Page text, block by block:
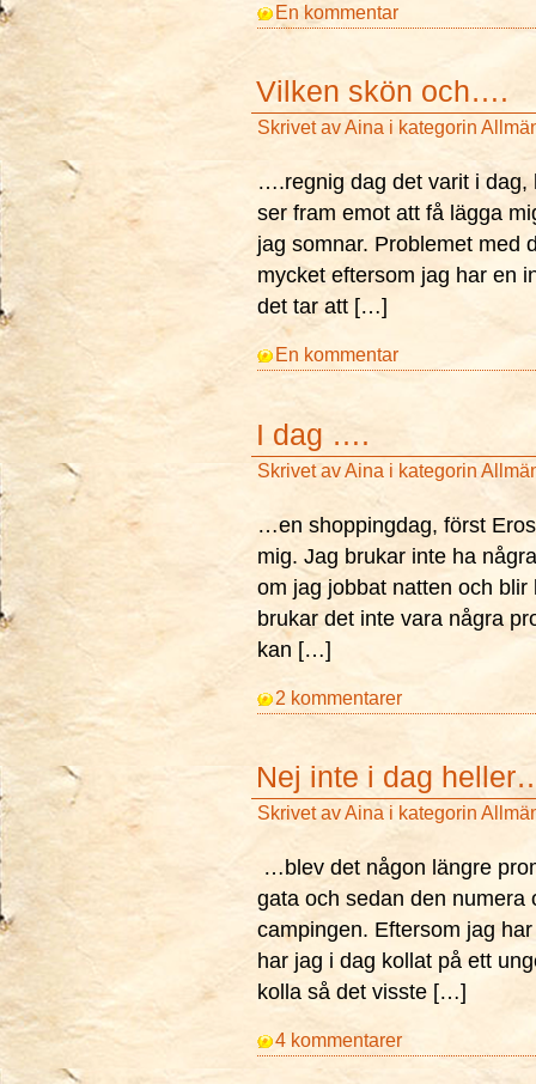
En kommentar
Vilken skön och….
Skrivet avAina i kategorin
….regnig dag det varit i dag,
ser fram emot att få lägga
jag somnar. Problemet med
mycket eftersom jag har en
det tar att […]
En kommentar
I dag ….
Skrivet avAina i kategorin
…en shoppingdag, först
mig. Jag brukar inte ha
om jag jobbat natten och
brukar det inte vara några
kan […]
2 kommentarer
Nej inte i dag
Skrivet avAina i kategorin
…blev det någon längre
gata och sedan den numera
campingen. Eftersom jag
har jag i dag kollat på ett
kolla så det visste […]
4 kommentarer